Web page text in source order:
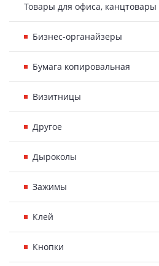
Товары для офиса, канцтовары
Бизнес-органайзеры
Бумага копировальная
Визитницы
Другое
Дыроколы
Зажимы
Клей
Кнопки